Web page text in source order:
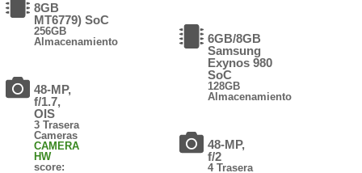
8GB
MT6779) SoC
256GB
Almacenamiento
48-MP,
f/1.7,
OIS
3 Trasera
Cameras
CAMERA
HW
score:
6GB/8GB
Samsung
Exynos 980
SoC
128GB
Almacenamiento
48-MP,
f/2
4 Trasera